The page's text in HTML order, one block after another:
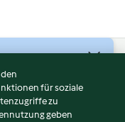
für soziale
zu
geben